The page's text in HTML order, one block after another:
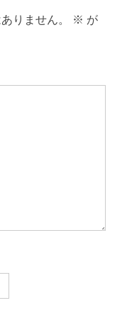
りません。 ※ が